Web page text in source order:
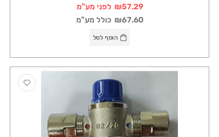
₪57.29 לפני מע"מ
₪67.60 כולל מע"מ
הוסף לסל